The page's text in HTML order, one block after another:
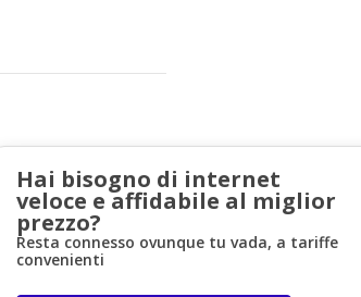
Hai bisogno di internet
veloce e affidabile al miglior
prezzo?
Resta connesso ovunque tu vada, a tariffe
convenienti